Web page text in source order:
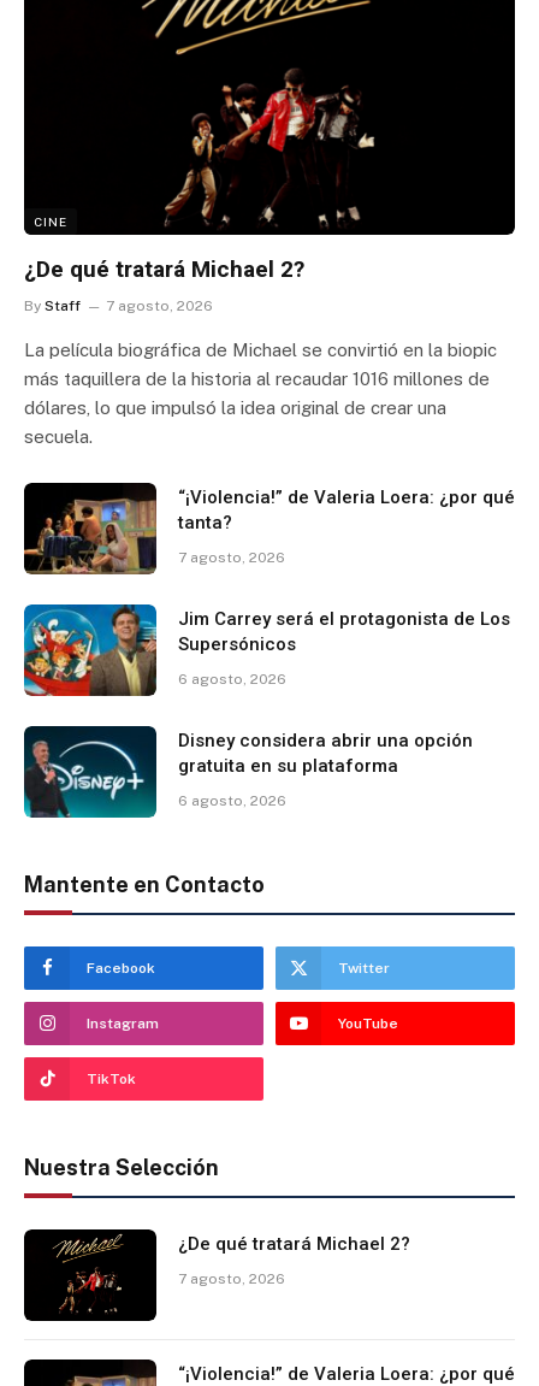
CINE
¿De qué tratará Michael 2?
By Staff 7 agosto, 2026
La película biográfica de Michael se convirtió en la biopic
más taquillera de la historia al recaudar 1016 millones de
dólares, lo que impulsó la idea original de crear una
secuela.
“¡Violencia!” de Valeria Loera: ¿por qué
tanta?
7 agosto, 2026
Jim Carrey será el protagonista de Los
Supersónicos
6 agosto, 2026
Disney considera abrir una opción
gratuita en su plataforma
6 agosto, 2026
Mantente en Contacto
Facebook Twitter
Instagram YouTube
TikTok
Nuestra Selección
¿De qué tratará Michael 2?
7 agosto, 2026
“¡Violencia!” de Valeria Loera: ¿por qué